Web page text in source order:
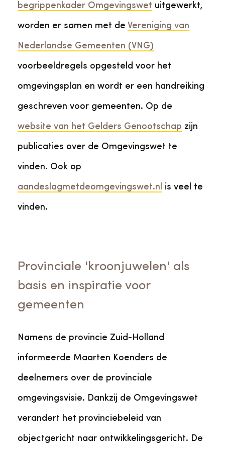
begrippenkader Omgevingswet uitgewerkt,
worden er samen met de Vereniging van
Nederlandse Gemeenten (VNG)
voorbeeldregels opgesteld voor het
omgevingsplan en wordt er een handreiking
geschreven voor gemeenten. Op de
website van het Gelders Genootschap zijn
publicaties over de Omgevingswet te
vinden. Ook op
aandeslagmetdeomgevingswet.nl is veel te
vinden.
Provinciale 'kroonjuwelen' als
basis en inspiratie voor
gemeenten
Namens de provincie Zuid-Holland
informeerde Maarten Koenders de
deelnemers over de provinciale
omgevingsvisie. Dankzij de Omgevingswet
verandert het provinciebeleid van
objectgericht naar ontwikkelingsgericht. De